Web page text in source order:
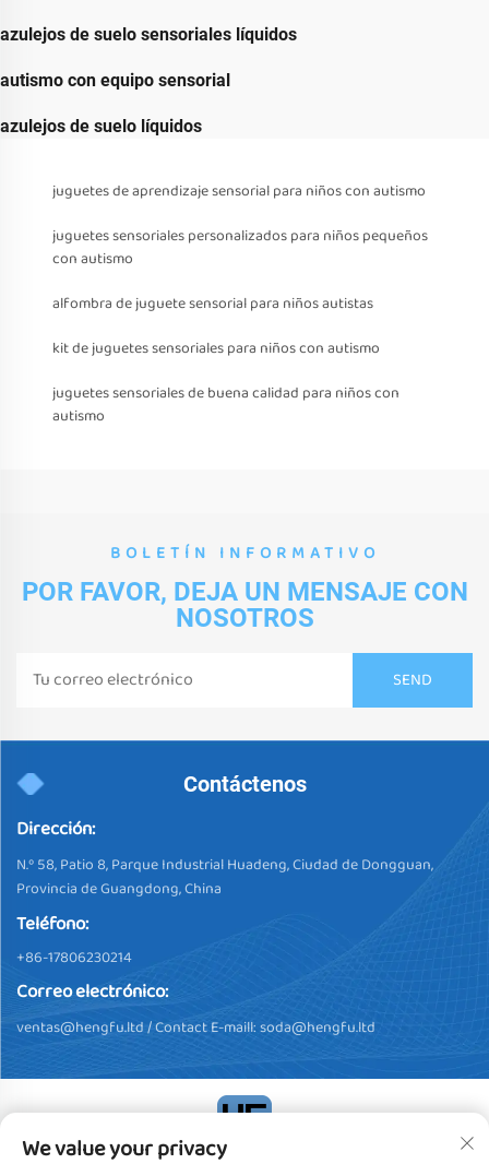
azulejos de suelo sensoriales líquidos
autismo con equipo sensorial
azulejos de suelo líquidos
juguetes de aprendizaje sensorial para niños con autismo
juguetes sensoriales personalizados para niños pequeños
con autismo
alfombra de juguete sensorial para niños autistas
kit de juguetes sensoriales para niños con autismo
juguetes sensoriales de buena calidad para niños con
autismo
BOLETÍN INFORMATIVO
POR FAVOR, DEJA UN MENSAJE CON
NOSOTROS
Contáctenos
Dirección:
N.º 58, Patio 8, Parque Industrial Huadeng, Ciudad de Dongguan,
Provincia de Guangdong, China
Teléfono:
+86-17806230214
Correo electrónico:
ventas@hengfu.ltd/ Contact E-maill:soda@hengfu.ltd
We value your privacy